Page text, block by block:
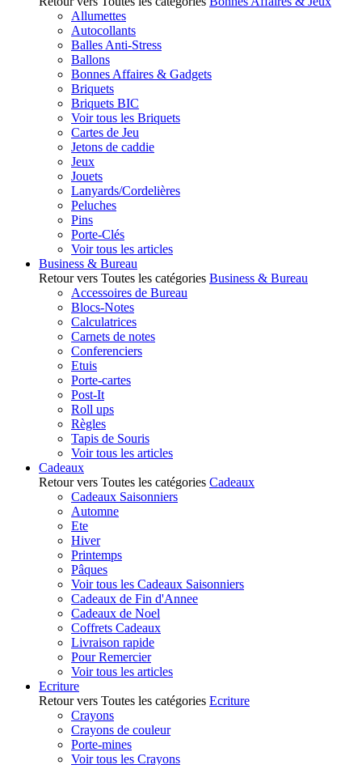
Allumettes
Autocollants
Balles Anti-Stress
Ballons
Bonnes Affaires & Gadgets
Briquets
Briquets BIC
Voir tous les Briquets
Cartes de Jeu
Jetons de caddie
Jeux
Jouets
Lanyards/Cordelières
Peluches
Pins
Porte-Clés
Voir tous les articles
Business & Bureau
Retour vers Toutes les catégories Business & Bureau
Accessoires de Bureau
Blocs-Notes
Calculatrices
Carnets de notes
Conferenciers
Etuis
Porte-cartes
Post-It
Roll ups
Règles
Tapis de Souris
Voir tous les articles
Cadeaux
Retour vers Toutes les catégories Cadeaux
Cadeaux Saisonniers
Automne
Ete
Hiver
Printemps
Pâques
Voir tous les Cadeaux Saisonniers
Cadeaux de Fin d'Annee
Cadeaux de Noel
Coffrets Cadeaux
Livraison rapide
Pour Remercier
Voir tous les articles
Ecriture
Retour vers Toutes les catégories Ecriture
Crayons
Crayons de couleur
Porte-mines
Voir tous les Crayons